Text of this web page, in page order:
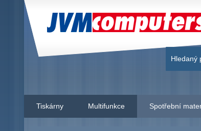
JVM Computers
Hledaný
Tiskárny Multifunkce Spotřební